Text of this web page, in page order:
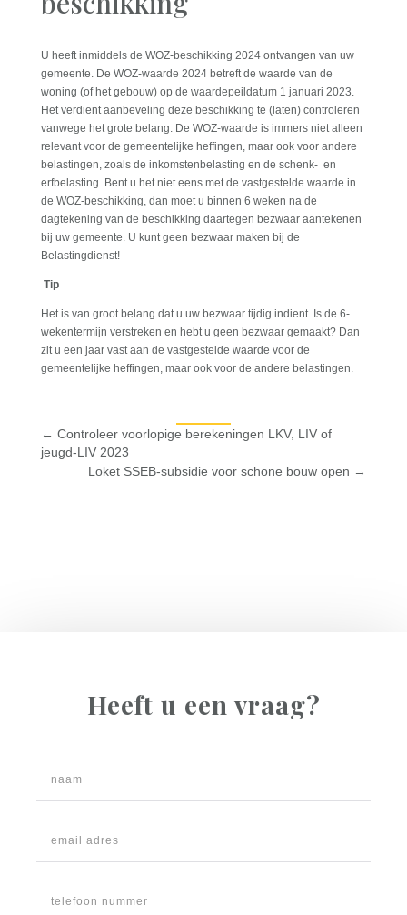
U heeft inmiddels de WOZ-beschikking 2024 ontvangen van uw
gemeente. De WOZ-waarde 2024 betreft de waarde van de
woning (of het gebouw) op de waardepeildatum 1 januari 2023.
Het verdient aanbeveling deze beschikking te (laten) controleren
vanwege het grote belang. De WOZ-waarde is immers niet alleen
relevant voor de gemeentelijke heffingen, maar ook voor andere
belastingen, zoals de inkomstenbelasting en de schenk- en
erfbelasting. Bent u het niet eens met de vastgestelde waarde in
de WOZ-beschikking, dan moet u binnen 6 weken na de
dagtekening van de beschikking daartegen bezwaar aantekenen
bij uw gemeente. U kunt geen bezwaar maken bij de
Belastingdienst!
Tip
Het is van groot belang dat u uw bezwaar tijdig indient. Is de 6-
wekentermijn verstreken en hebt u geen bezwaar gemaakt? Dan
zit u een jaar vast aan de vastgestelde waarde voor de
gemeentelijke heffingen, maar ook voor de andere belastingen.
← Controleer voorlopige berekeningen LKV, LIV of
jeugd-LIV 2023
Loket SSEB-subsidie voor schone bouw open →
Heeft u een vraag?